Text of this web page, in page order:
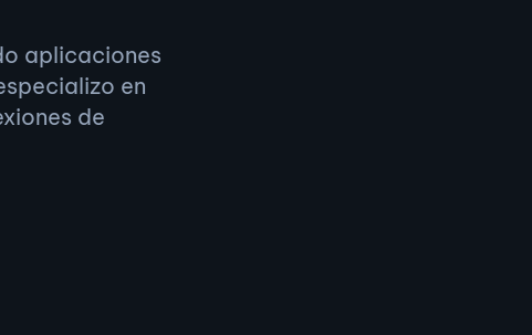
aplicaciones
en
de